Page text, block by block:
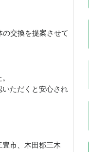
交換を提案させて
ただくと安心され
市、木田郡三木